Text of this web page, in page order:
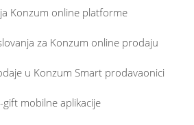
Konzum online platforme
za Konzum online prodaju
u Konzum Smart prodavaonici
mobilne aplikacije